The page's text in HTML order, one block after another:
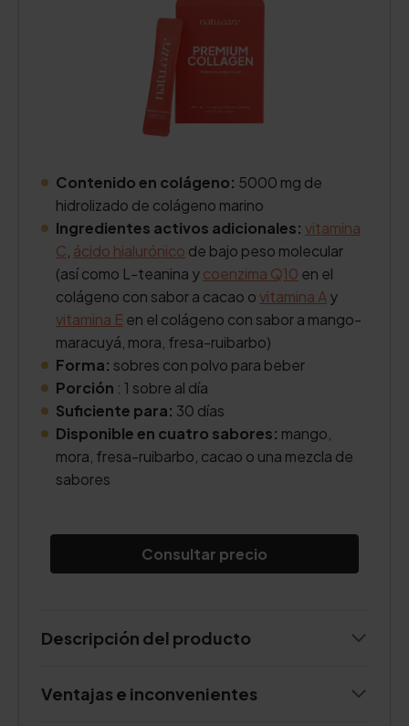
Contenido en colágeno: 5000 mg de
hidrolizado de colágeno marino
Ingredientes activos adicionales: vitamina
C ácido hialurónico de bajo peso molecular
(así como L-teanina ycoenzima Q10 en el
colágeno con sabor a cacao ovitamina Ay
vitamina E en el colágeno con sabor a mango-
maracuyá, mora, fresa-ruibarbo)
Forma: sobres con polvo para beber
Porción : 1 sobre al día
Suficiente para: 30 días
Disponible en cuatro sabores: mango,
mora, fresa-ruibarbo, cacao o una mezcla de
sabores
Consultar precio
Descripción del producto
Ventajas e inconvenientes